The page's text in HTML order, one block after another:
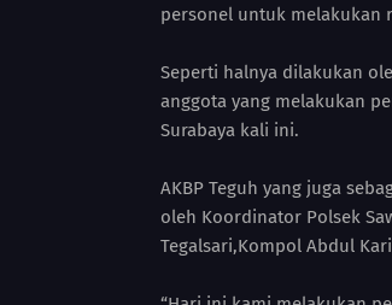
personel untuk melakukan
Seperti halnya dilakukan
anggota yang melakukan
Surabaya kali ini.
AKBP Teguh yang juga
oleh Koordinator Polsek
Tegalsari,Kompol Abdul